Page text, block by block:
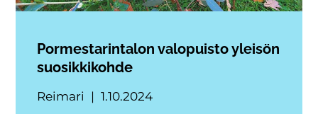
Pormestarintalon valopuisto yleisön
suosikkikohde
Reimari 1.10.2024